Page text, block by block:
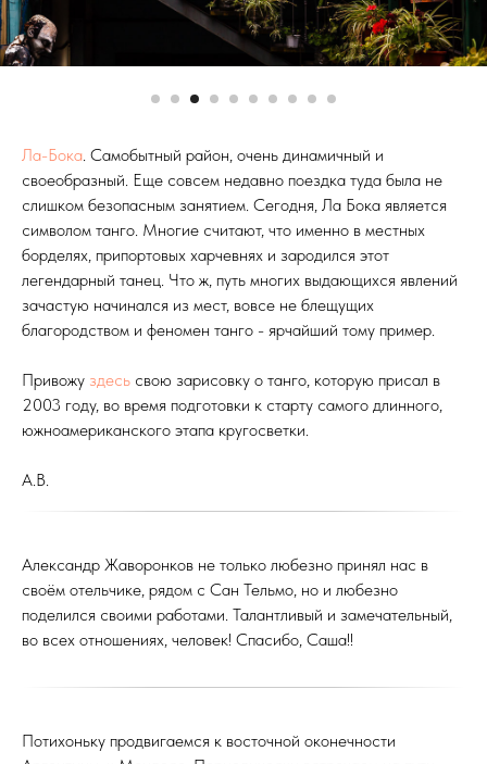
Ла-Бока. Самобытный район, очень динамичный и
своеобразный. Еще совсем недавно поездка туда была не
слишком безопасным занятием. Сегодня, Ла Бока является
символом танго. Многие считают, что именно в местных
борделях, припортовых харчевнях и зародился этот
легендарный танец. Что ж, путь многих выдающихся явлений
зачастую начинался из мест, вовсе не блещущих
благородством и феномен танго - ярчайший тому пример.
Привожу здесь свою зарисовку о танго, которую присал в
2003 году, во время подготовки к старту самого длинного,
южноамериканского этапа кругосветки.
A.В.
Александр Жаворонков не только любезно принял нас в
своём отельчике, рядом с Сан Тельмо, но и любезно
поделился своими работами. Талантливый и замечательный,
во всех отношениях, человек! Спасибо, Саша!!
Потихоньку продвигаемся к восточной оконечности